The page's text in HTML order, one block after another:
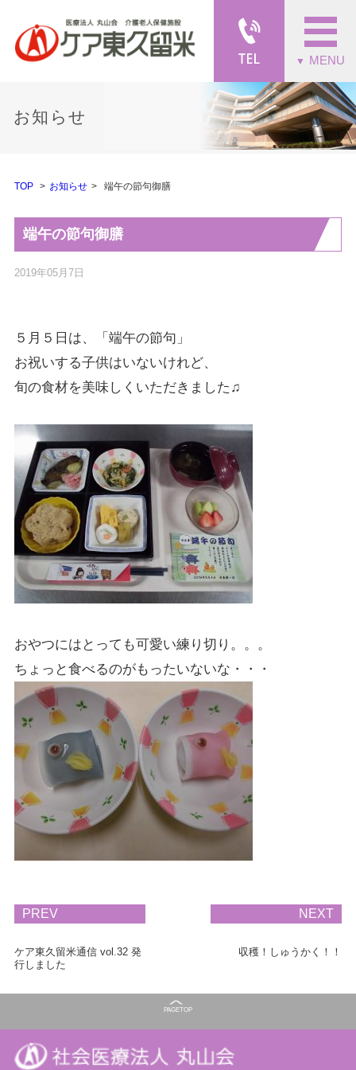
▼ MENU
お知らせ
TOP お知らせ 端午の節句御膳
端午の節句御膳
2019年05月7日
５月５日は、「端午の節句」
お祝いする子供はいないけれど、
旬の食材を美味しくいただきました♫
おやつにはとっても可愛い練り切り。。。
ちょっと食べるのがもったいないな・・・
PREV
ケア東久留米通信 vol.32 発
行しました
NEXT
収穫！しゅうかく！！
PAGETOP